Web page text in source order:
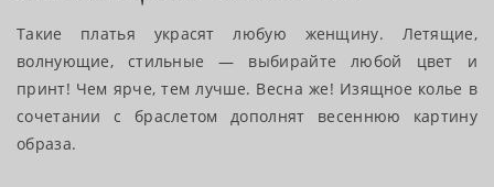
Такие платья украсят любую женщину. Летящие,
волнующие, стильные — выбирайте любой цвет и
принт! Чем ярче, тем лучше. Весна же! Изящное колье в
сочетании с браслетом дополнят весеннюю картину
образа.